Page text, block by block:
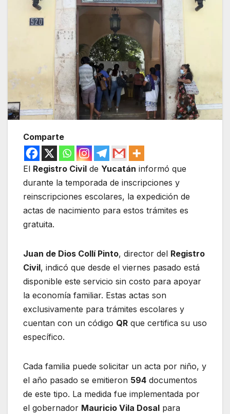
Comparte
El Registro Civil de Yucatán informó que
durante la temporada de inscripciones y
reinscripciones escolares, la expedición de
actas de nacimiento para estos trámites es
gratuita.
Juan de Dios Collí Pinto, director del Registro
Civil, indicó que desde el viernes pasado está
disponible este servicio sin costo para apoyar
la economía familiar. Estas actas son
exclusivamente para trámites escolares y
cuentan con un código QR que certifica su uso
específico.
Cada familia puede solicitar un acta por niño, y
el año pasado se emitieron 594 documentos
de este tipo. La medida fue implementada por
el gobernador Mauricio Vila Dosal para